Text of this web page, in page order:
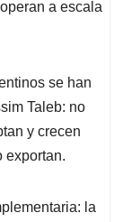
a escala
se han
Taleb: no
y crecen
exportan.
la